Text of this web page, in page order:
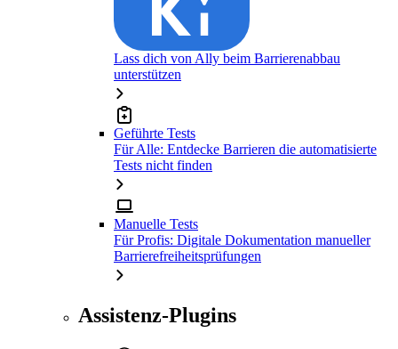
Lass dich von Ally beim Barrierenabbau
unterstützen
Geführte Tests
Für Alle: Entdecke Barrieren die automatisierte
Tests nicht finden
Manuelle Tests
Für Profis: Digitale Dokumentation manueller
Barrierefreiheitsprüfungen
Assistenz-Plugins